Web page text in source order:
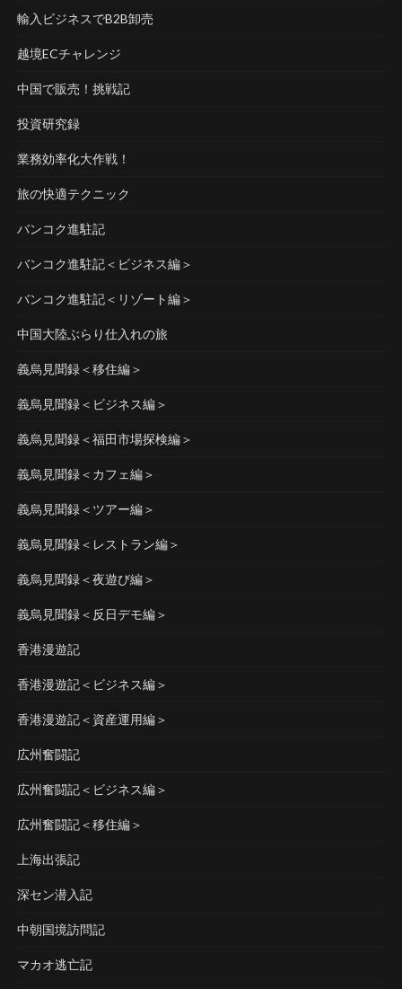
輸入ビジネスでB2B卸売
越境ECチャレンジ
中国で販売！挑戦記
投資研究録
業務効率化大作戦！
旅の快適テクニック
バンコク進駐記
バンコク進駐記＜ビジネス編＞
バンコク進駐記＜リゾート編＞
中国大陸ぶらり仕入れの旅
義烏見聞録＜移住編＞
義烏見聞録＜ビジネス編＞
義烏見聞録＜福田市場探検編＞
義烏見聞録＜カフェ編＞
義烏見聞録＜ツアー編＞
義烏見聞録＜レストラン編＞
義烏見聞録＜夜遊び編＞
義烏見聞録＜反日デモ編＞
香港漫遊記
香港漫遊記＜ビジネス編＞
香港漫遊記＜資産運用編＞
広州奮闘記
広州奮闘記＜ビジネス編＞
広州奮闘記＜移住編＞
上海出張記
深セン潜入記
中朝国境訪問記
マカオ逃亡記